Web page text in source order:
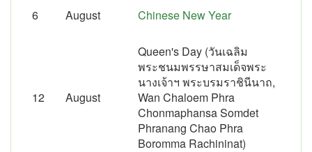
6 August Chinese New Year
12 August
Queen's Day (วันเฉลิม
พระชนมพรรษาสมเด็จพระ
นางเจ้าฯ พระบรมราชินีนาถ,
Wan Chaloem Phra
Chonmaphansa Somdet
Phranang Chao Phra
Boromma Rachininat)